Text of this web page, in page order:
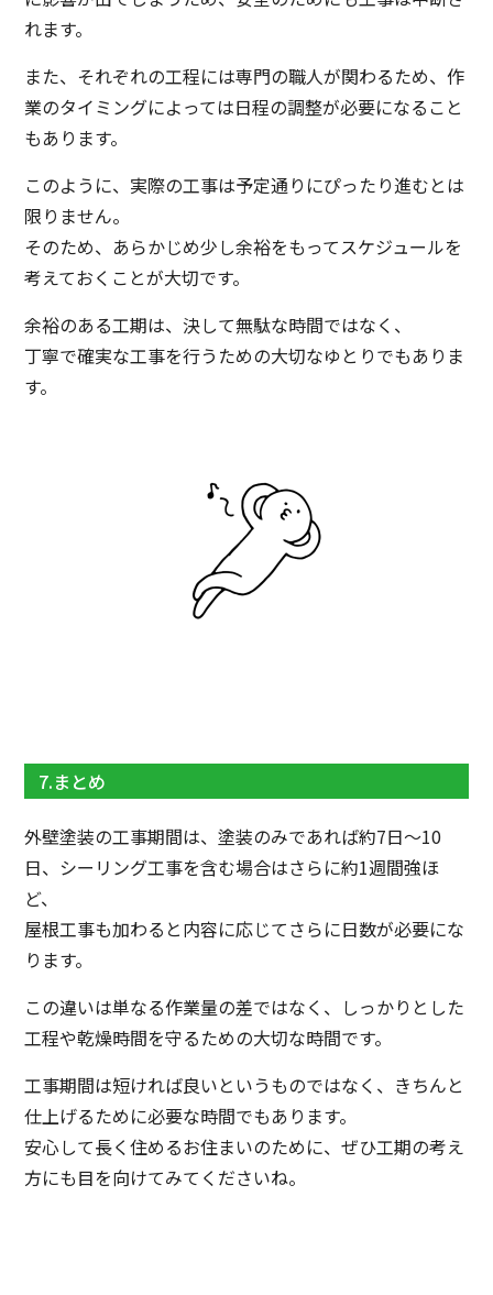
れます。
また、それぞれの工程には専門の職人が関わるため、作
業のタイミングによっては日程の調整が必要になること
もあります。
このように、実際の工事は予定通りにぴったり進むとは
限りません。
そのため、あらかじめ少し余裕をもってスケジュールを
考えておくことが大切です。
余裕のある工期は、決して無駄な時間ではなく、
丁寧で確実な工事を行うための大切なゆとりでもありま
す。
7.まとめ
外壁塗装の工事期間は、塗装のみであれば約7日〜10
日、シーリング工事を含む場合はさらに約1週間強ほ
ど、
屋根工事も加わると内容に応じてさらに日数が必要にな
ります。
この違いは単なる作業量の差ではなく、しっかりとした
工程や乾燥時間を守るための大切な時間です。
工事期間は短ければ良いというものではなく、きちんと
仕上げるために必要な時間でもあります。
安心して長く住めるお住まいのために、ぜひ工期の考え
方にも目を向けてみてくださいね。